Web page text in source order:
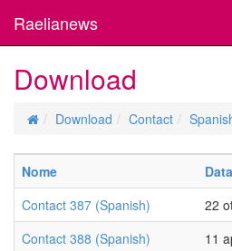
Raelianews
Download
Download Contact
Nome Data
Contact 387 (Spanish)
22
Contact 388 (Spanish)
11